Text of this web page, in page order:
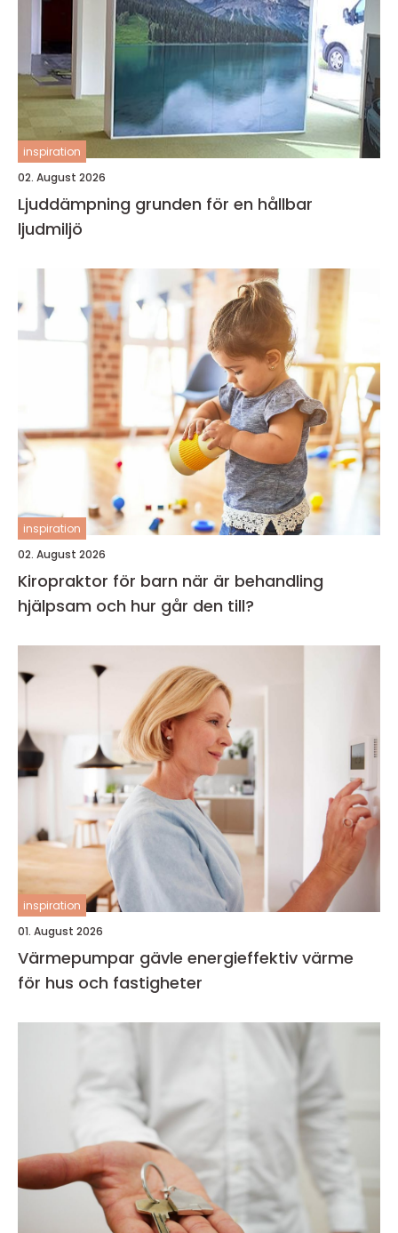
inspiration
02. August 2026
Ljuddämpning grunden för en hållbar
ljudmiljö
inspiration
02. August 2026
Kiropraktor för barn när är behandling
hjälpsam och hur går den till?
inspiration
01. August 2026
Värmepumpar gävle energieffektiv värme
för hus och fastigheter